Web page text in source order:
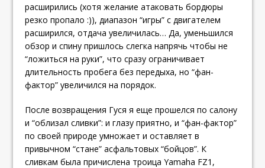
расширились (хотя желание атаковать бордюры
резко пропало :)), диапазон “игры” с двигателем
расширился, отдача увеличилась… Да, уменьшился
обзор и спину пришлось слегка напрячь чтобы не
“ложиться на руки”, что сразу ограничивает
длительность пробега без передыха, но “фан-
фактор” увеличился на порядок.
После возвращения Гуся я еще прошелся по салону
и “облизал сливки”: и глазу приятно, и “фан-фактор”
по своей природе умножает и оставляет в
привычном “стане” асфальтовых “бойцов”. К
сливкам была причислена троица Yamaha FZ1,